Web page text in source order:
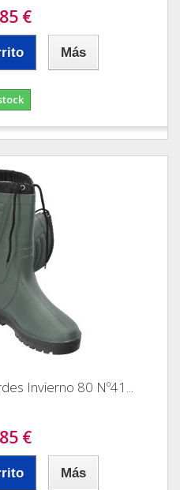
€
Más
Invierno 80 Nº41...
€
Más